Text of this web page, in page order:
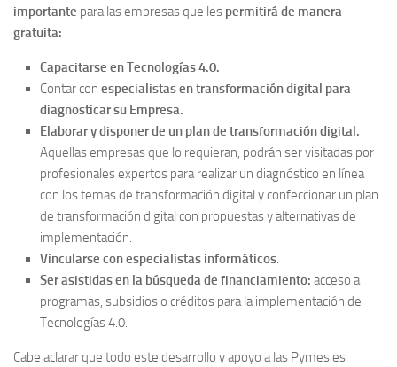
importante para las empresas que les permitirá de manera
gratuita:
Capacitarse en Tecnologías 4.0.
Contar con especialistas en transformación digital para
diagnosticar su Empresa.
Elaborar y disponer de un plan de transformación digital.
Aquellas empresas que lo requieran, podrán ser visitadas por
profesionales expertos para realizar un diagnóstico en línea
con los temas de transformación digital y confeccionar un plan
de transformación digital con propuestas y alternativas de
implementación.
Vincularse con especialistas informáticos.
Ser asistidas en la búsqueda de financiamiento: acceso a
programas, subsidios o créditos para la implementación de
Tecnologías 4.0.
Cabe aclarar que todo este desarrollo y apoyo a las Pymes es